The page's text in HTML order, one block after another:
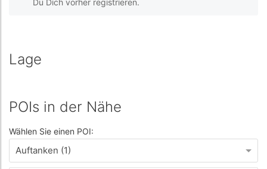
Du Dich vorher registrieren.
Lage
POIs in der Nähe
Wählen Sie einen POI:
Auftanken (1)